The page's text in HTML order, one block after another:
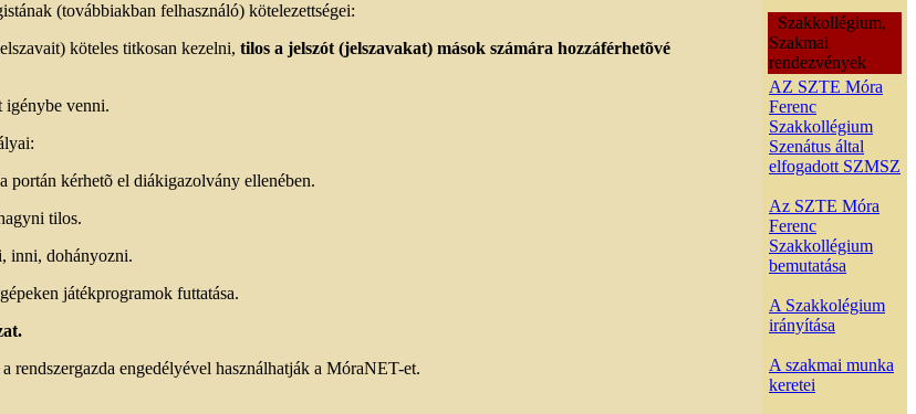
(továbbiakban felhasználó) kötelezettségei:
köteles titkosan kezelni, tilos a jelszót (jelszavakat) mások számára hozzáférhetõvé
igénybe venni.
portán kérhetõ el diákigazolvány ellenében.
tilos.
inni, dohányozni.
játékprogramok futtatása.
rendszergazda engedélyével használhatják a MóraNET-et.
Szakkollégium,
Szakmai
rendezvények
AZ SZTE Móra
Ferenc
Szakkollégium
Szenátus által
elfogadott SZMSZ
Az SZTE Móra
Ferenc
Szakkollégium
bemutatása
A Szakkolégium
irányítása
A szakmai munka
keretei